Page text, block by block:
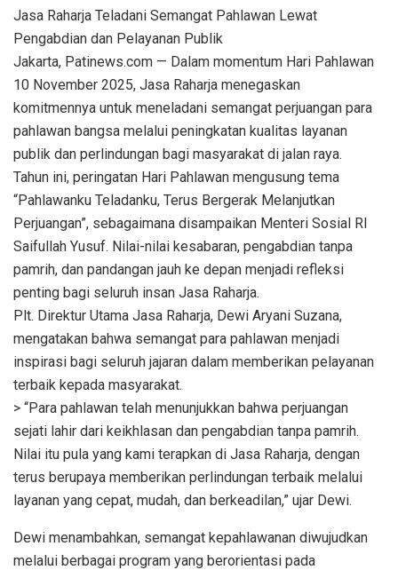
Jasa Raharja Teladani Semangat Pahlawan Lewat
Pengabdian dan Pelayanan Publik
Jakarta, Patinews.com — Dalam momentum Hari Pahlawan
10 November 2025, Jasa Raharja menegaskan
komitmennya untuk meneladani semangat perjuangan para
pahlawan bangsa melalui peningkatan kualitas layanan
publik dan perlindungan bagi masyarakat di jalan raya.
Tahun ini, peringatan Hari Pahlawan mengusung tema
“Pahlawanku Teladanku, Terus Bergerak Melanjutkan
Perjuangan”, sebagaimana disampaikan Menteri Sosial RI
Saifullah Yusuf. Nilai-nilai kesabaran, pengabdian tanpa
pamrih, dan pandangan jauh ke depan menjadi refleksi
penting bagi seluruh insan Jasa Raharja.
Plt. Direktur Utama Jasa Raharja, Dewi Aryani Suzana,
mengatakan bahwa semangat para pahlawan menjadi
inspirasi bagi seluruh jajaran dalam memberikan pelayanan
terbaik kepada masyarakat.
> “Para pahlawan telah menunjukkan bahwa perjuangan
sejati lahir dari keikhlasan dan pengabdian tanpa pamrih.
Nilai itu pula yang kami terapkan di Jasa Raharja, dengan
terus berupaya memberikan perlindungan terbaik melalui
layanan yang cepat, mudah, dan berkeadilan,” ujar Dewi.
Dewi menambahkan, semangat kepahlawanan diwujudkan
melalui berbagai program yang berorientasi pada